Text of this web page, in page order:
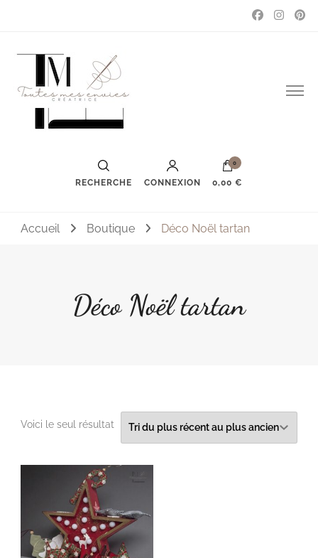
Toutes mes envies
Couture, accessoires, mode, bijoux …
RECHERCHE CONNEXION
0
0,00 €
Accueil Boutique Déco Noël tartan
Déco Noël tartan
Voici le seul résultat